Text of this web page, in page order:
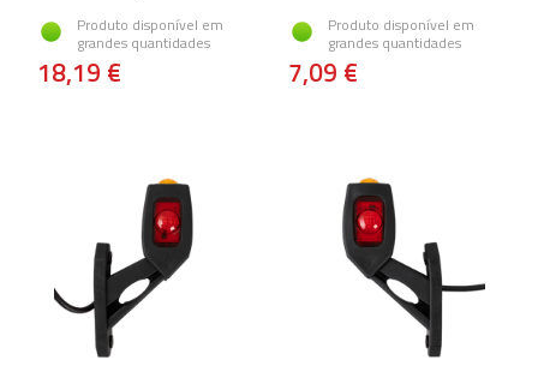
Produto disponível em
grandes quantidades
18,19 €
Produto disponível em
grandes quantidades
7,09 €